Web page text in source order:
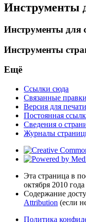
Инструменты
Инструменты для
Инструменты
Ещё
Ссылки сюда
Связанные правки
Версия для печати
Постоянная
Сведения о
Журналы
Эта страница в
октября 2010
Содержание
Attribution (если
Политика